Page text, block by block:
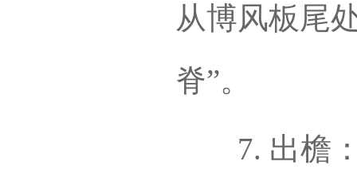
从博风板尾
脊”。
7. 出檐：